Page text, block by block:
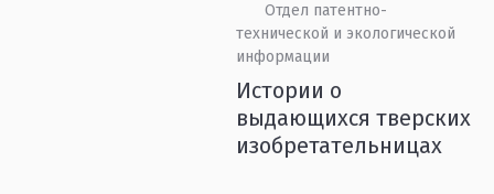
Отдел патентно-
технической и экологической
информации
Истории о
выдающихся тверских
изобретательницах